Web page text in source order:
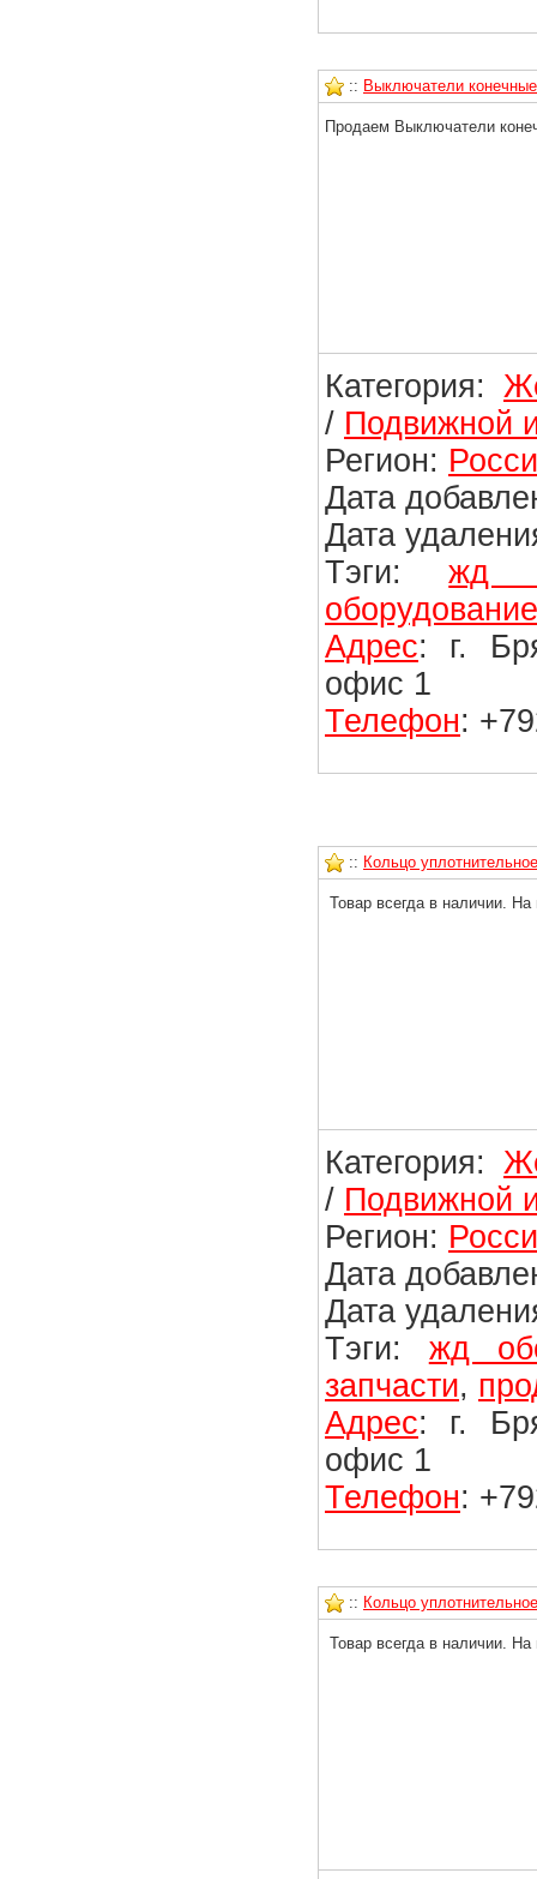
:: Выключатели
Продаем Выключатели
Категория:
/ Подвижной
Регион:
Дата
Дата
Тэги:жд
оборудование
Адрес: г.
офис 1
Телефон:
:: Кольцо
Товар всегда в наличии.
Категория:
/ Подвижной
Регион:
Дата
Дата
Тэги: жд
запчасти,
Адрес: г.
офис 1
Телефон:
:: Кольцо
Товар всегда в наличии.